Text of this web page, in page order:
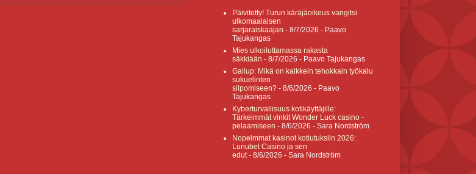
Päivitetty! Turun käräjäoikeus vangitsi
ulkomaalaisen
sarjaraiskaajan - 8/7/2026 - Paavo
Tajukangas
Mies ulkoiluttamassa rakasta
säkkiään - 8/7/2026 - Paavo Tajukangas
Gallup: Mikä on kaikkein tehokkain työkalu
sukuelinten
silpomiseen? - 8/6/2026 - Paavo
Tajukangas
Kyberturvallisuus kotikäyttäjille:
Tärkeimmät vinkit Wonder Luck casino -
pelaamiseen - 8/6/2026 - Sara Nordström
Nopeimmat kasinot kotiutuksiin 2026:
Lunubet Casino ja sen
edut- 8/6/2026 - Sara Nordström